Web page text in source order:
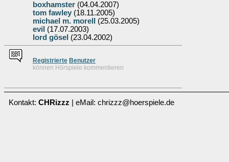
boxhamster (04.04.2007)
tom fawley (18.11.2005)
michael m. morell
(25.03.2005)
evil (17.07.2003)
lord gösel (23.04.2002)
Registrierte Benutzer
können Hörspiele kommentieren
Kontakt: CHRizzz | eMail: chrizzz@hoerspiele.de